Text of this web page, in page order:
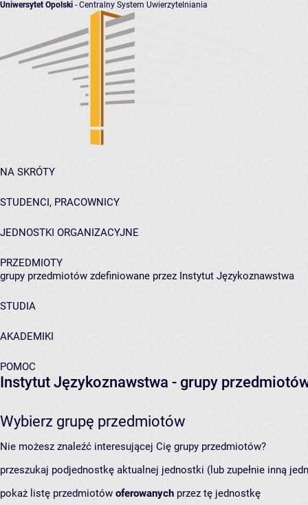
Uniwersytet Opolski - Centralny System Uwierzytelniania
NA SKRÓTY
STUDENCI, PRACOWNICY
JEDNOSTKI ORGANIZACYJNE
PRZEDMIOTY
grupy przedmiotów zdefiniowane przez Instytut Językoznawstwa
STUDIA
AKADEMIKI
POMOC
Instytut Językoznawstwa - grupy
Wybierz grupę przedmiotów
Nie możesz znaleźć interesującej Cię grupy przedmiotów?
przeszukaj podjednostkę aktualnej jednostki (lub zupełnie inną
pokaż listę przedmiotów oferowanych przez tę jednostkę